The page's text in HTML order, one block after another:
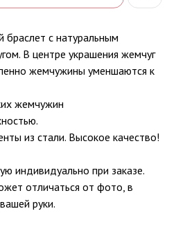
с натуральным
В центре украшения жемчуг
жемчужины уменшаются к
жемчужин
из стали. Высокое качество!
индивидуально при заказе.
отличаться от фото, в
руки.